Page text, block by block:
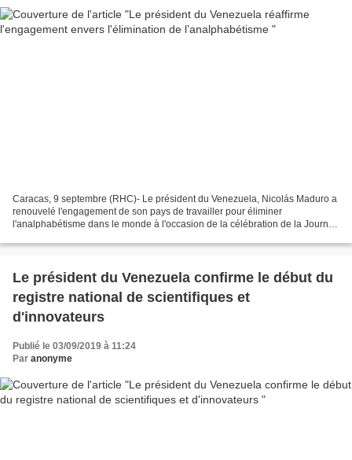
Caracas, 9 septembre (RHC)- Le président du Venezuela, Nicolás Maduro a
renouvelé l'engagement de son pays de travailler pour éliminer
l'analphabétisme dans le monde à l'occasion de la célébration de la Journée
Le président du Venezuela confirme le début du
registre national de scientifiques et
d'innovateurs
Publié le 03/09/2019 à 11:24
Par anonyme